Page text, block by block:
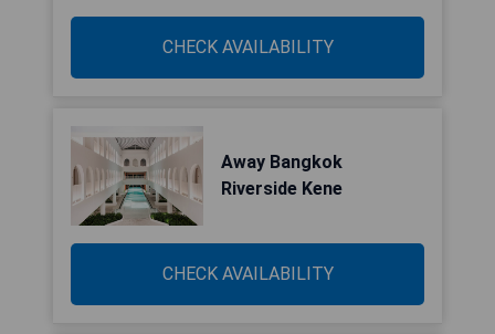
CHECK AVAILABILITY
Away Bangkok
Riverside Kene
CHECK AVAILABILITY